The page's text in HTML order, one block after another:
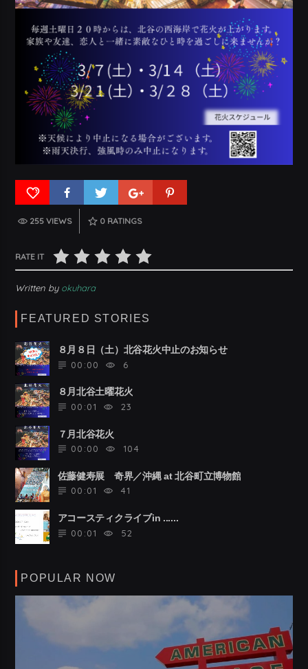
255 VIEWS 0 RATINGS
RATE IT
Written by okuhara
FEATURED STORIES
８月８日（土）北谷花火中止のお知らせ
00:00
6
８月北谷土曜花火
00:01
23
７月北谷花火
00:00
104
佐藤健寿展 奇界／沖縄 at 北谷町立博物館
00:01
41
アコースティクライブin ......
00:01
52
POPULAR NOW